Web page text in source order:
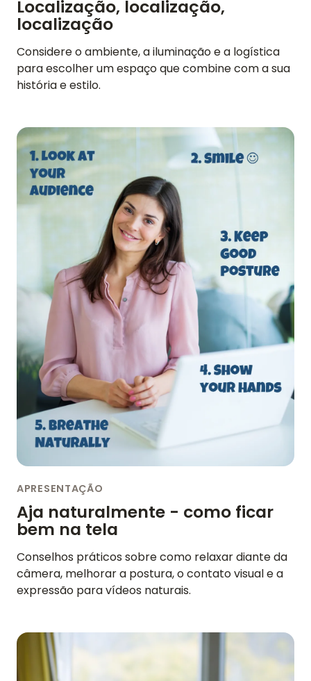
Localização, localização,
localização
Considere o ambiente, a iluminação e a logística
para escolher um espaço que combine com a sua
história e estilo.
APRESENTAÇÃO
Aja naturalmente - como ficar
bem na tela
Conselhos práticos sobre como relaxar diante da
câmera, melhorar a postura, o contato visual e a
expressão para vídeos naturais.